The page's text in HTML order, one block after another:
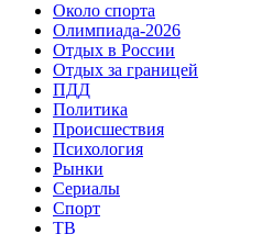
Около спорта
Олимпиада-2026
Отдых в России
Отдых за границей
ПДД
Политика
Происшествия
Психология
Рынки
Сериалы
Спорт
ТВ